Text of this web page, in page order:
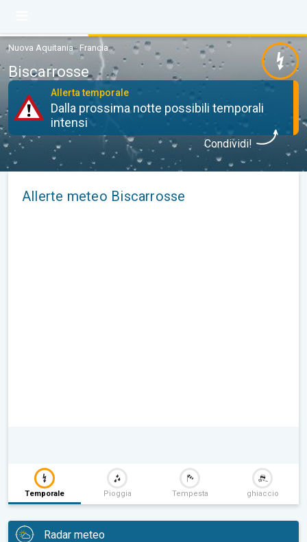
Nuova Aquitania · Francia
Biscarrosse
Allerta temporale
Dalla prossima notte possibili temporali
intensi
Condividi!
Allerte meteo Biscarrosse
Temporale Pioggia Tempesta ghiaccio
Radar meteo